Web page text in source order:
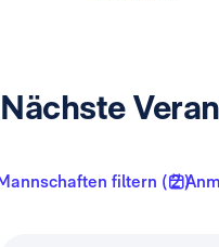
Nächste
filtern ( 2 )